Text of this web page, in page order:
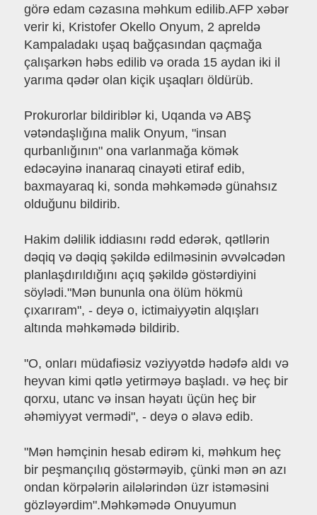
görə edam cəzasına məhkum edilib.AFP xəbər
verir ki, Kristofer Okello Onyum, 2 apreldə
Kampaladakı uşaq bağçasından qaçmağa
çalışarkən həbs edilib və orada 15 aydan iki il
yarıma qədər olan kiçik uşaqları öldürüb.
Prokurorlar bildiriblər ki, Uqanda və ABŞ
vətəndaşlığına malik Onyum, "insan
qurbanlığının" ona varlanmağa kömək
edəcəyinə inanaraq cinayəti etiraf edib,
baxmayaraq ki, sonda məhkəmədə günahsız
olduğunu bildirib.
Hakim dəlilik iddiasını rədd edərək, qətllərin
dəqiq və dəqiq şəkildə edilməsinin əvvəlcədən
planlaşdırıldığını açıq şəkildə göstərdiyini
söylədi."Mən bununla ona ölüm hökmü
çıxarıram", - deyə o, ictimaiyyətin alqışları
altında məhkəmədə bildirib.
"O, onları müdafiəsiz vəziyyətdə hədəfə aldı və
heyvan kimi qətlə yetirməyə başladı. və heç bir
qorxu, utanc və insan həyatı üçün heç bir
əhəmiyyət vermədi", - deyə o əlavə edib.
"Mən həmçinin hesab edirəm ki, məhkum heç
bir peşmançılıq göstərməyib, çünki mən ən azı
ondan körpələrin ailələrindən üzr istəməsini
gözləyərdim".Məhkəmədə Onuyumun